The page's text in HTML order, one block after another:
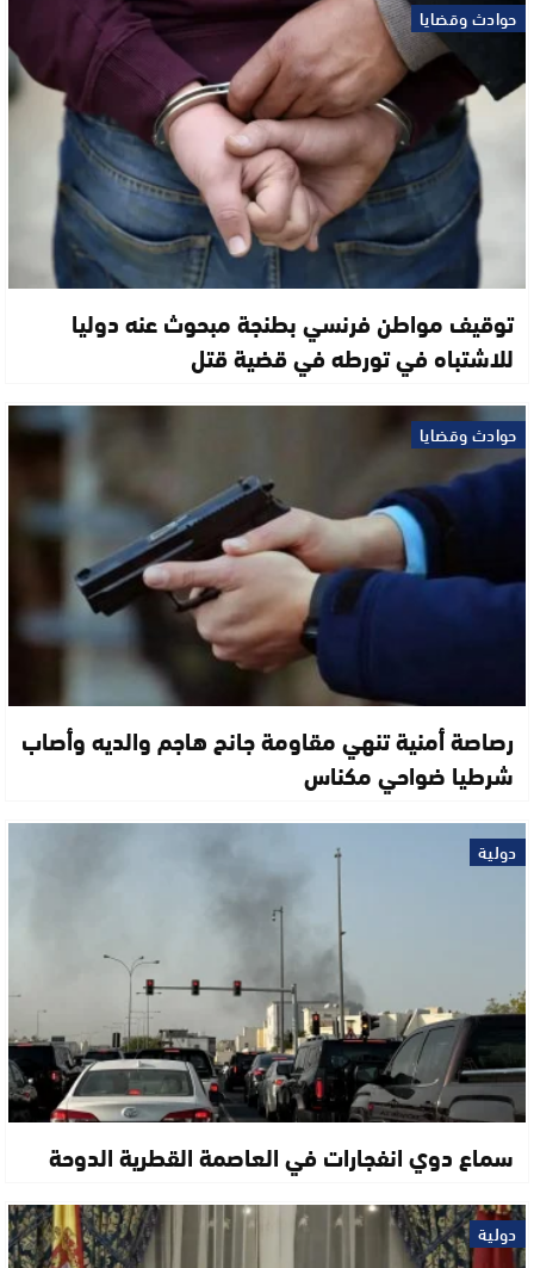
حوادث وقضايا
توقيف مواطن فرنسي بطنجة مبحوث عنه دوليا
للاشتباه في تورطه في قضية قتل
حوادث وقضايا
رصاصة أمنية تنهي مقاومة جانح هاجم والديه وأصاب
شرطيا ضواحي مكناس
دولية
سماع دوي انفجارات في العاصمة القطرية الدوحة
دولية